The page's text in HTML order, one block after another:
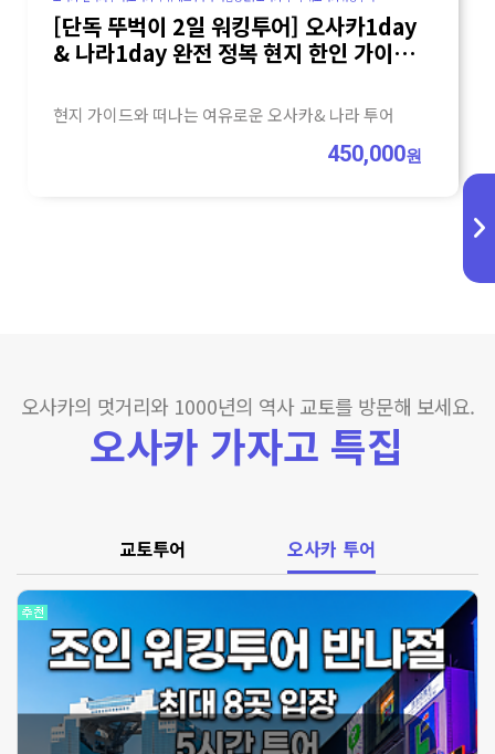
[단독 뚜벅이 2일 워킹투어] 오사카1day
& 나라1day 완전 정복 현지 한인 가이드
현지 가이드와 떠나는 여유로운 오사카& 나라 투어
450,000원
오사카의 멋거리와 1000년의 역사 교토를 방문해 보세요.
오사카 가자고 특집
교토투어 오사카 투어